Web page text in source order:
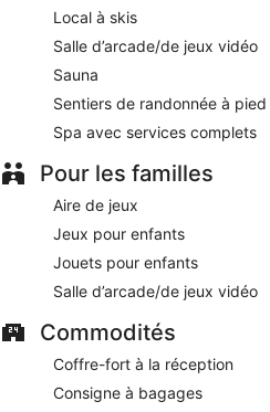
À deux pas de Station de Ski
minutes à pied de Piste de
Après une journée sur les pistes,
centre de bien-être ou profitez
etc. À la fin de la journée,
au bar de cet hôtel.
communs. Un parking en libre-
Cet hôtel 3,5 étoiles de Laterns
clients des zones fumeurs.
Moyennant un supplément, les
d'un petit déjeuner buffet tous
Local à skis
Salle d’arcade/de jeux vidéo
Sauna
Sentiers de randonnée à
Spa avec services complets
Pour les familles
Aire de jeux
Jeux pour enfants
Jouets pour enfants
Salle d’arcade/de jeux vidéo
Commodités
Coffre-fort à la réception
Consigne à bagages